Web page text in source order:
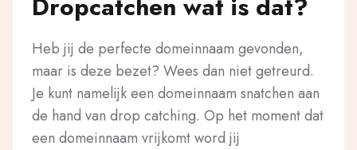
Dropcatchen wat is dat?
Heb jij de perfecte domeinnaam gevonden,
maar is deze bezet? Wees dan niet getreurd.
Je kunt namelijk een domeinnaam snatchen aan
de hand van drop catching. Op het moment dat
een domeinnaam vrijkomt word jij